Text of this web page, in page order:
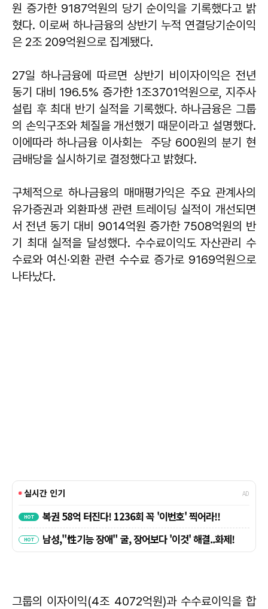
원 증가한 9187억원의 당기 순이익을 기록했다고 밝
혔다. 이로써 하나금융의 상반기 누적 연결당기순이익
은 2조 209억원으로 집계됐다.
27일 하나금융에 따르면 상반기 비이자이익은 전년
동기 대비 196.5% 증가한 1조3701억원으로, 지주사
설립 후 최대 반기 실적을 기록했다. 하나금융은 그룹
의 손익구조와 체질을 개선했기 때문이라고 설명했다.
이에따라 하나금융 이사회는 주당 600원의 분기 현
금배당을 실시하기로 결정했다고 밝혔다.
구체적으로 하나금융의 매매평가익은 주요 관계사의
유가증권과 외환파생 관련 트레이딩 실적이 개선되면
서 전년 동기 대비 9014억원 증가한 7508억원의 반
기 최대 실적을 달성했다. 수수료이익도 자산관리 수
수료와 여신·외환 관련 수수료 증가로 9169억원으로
나타났다.
그룹의 이자이익(4조 4072억원)과 수수료이익을 합